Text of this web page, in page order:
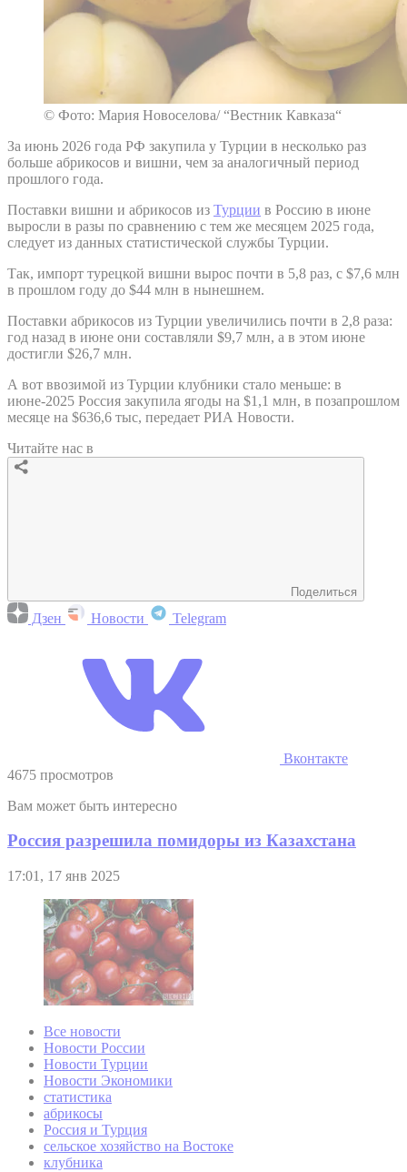
© Фото: Мария Новоселова/ “Вестник Кавказа“
За июнь 2026 года РФ закупила у Турции в несколько раз
больше абрикосов и вишни, чем за аналогичный период
прошлого года.
Поставки вишни и абрикосов из Турции в Россию в июне
выросли в разы по сравнению с тем же месяцем 2025 года,
следует из данных статистической службы Турции.
Так, импорт турецкой вишни вырос почти в 5,8 раз, с $7,6 млн
в прошлом году до $44 млн в нынешнем.
Поставки абрикосов из Турции увеличились почти в 2,8 раза:
год назад в июне они составляли $9,7 млн, а в этом июне
достигли $26,7 млн.
А вот ввозимой из Турции клубники стало меньше: в
июне-2025 Россия закупила ягоды на $1,1 млн, в позапрошлом
месяце на $636,6 тыс, передает РИА Новости.
Читайте нас в
Поделиться
Дзен Новости Telegram
Вконтакте
4675 просмотров
Вам может быть интересно
Россия разрешила помидоры из Казахстана
17:01, 17 янв 2025
Все новости
Новости России
Новости Турции
Новости Экономики
статистика
абрикосы
Россия и Турция
сельское хозяйство на Востоке
клубника